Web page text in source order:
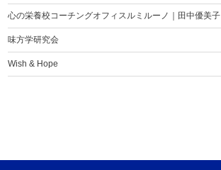
心の栄養校コーチングオフィスルミルーノ｜田中優美子
味方学研究会
Wish & Hope